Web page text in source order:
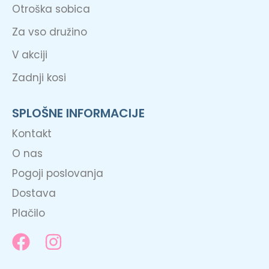
Otroška sobica
Za vso družino
V akciji
Zadnji kosi
SPLOŠNE INFORMACIJE
Kontakt
O nas
Pogoji poslovanja
Dostava
Plačilo